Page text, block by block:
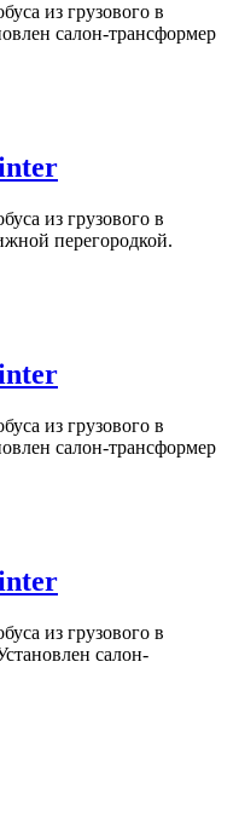
из грузового в
салон-трансформер
из грузового в
перегородкой.
из грузового в
салон-трансформер
из грузового в
салон-